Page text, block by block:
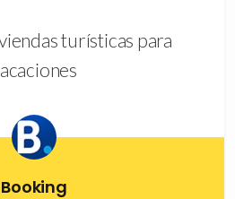
turísticas para